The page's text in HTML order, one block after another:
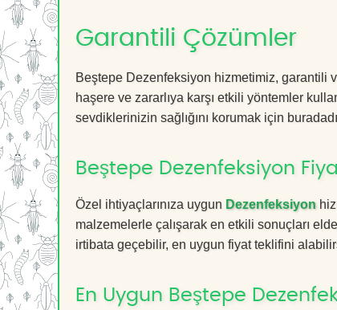
Garantili Çözümler
Beştepe Dezenfeksiyon hizmetimiz, garantili
haşere ve zararlıya karşı etkili yöntemler
sevdiklerinizin sağlığını korumak için
Beştepe Dezenfeksiyon
Özel ihtiyaçlarınıza uygun Dezenfeksiyon
malzemelerle çalışarak en etkili sonuçları
irtibata geçebilir, en uygun fiyat teklifini
En Uygun Beştepe